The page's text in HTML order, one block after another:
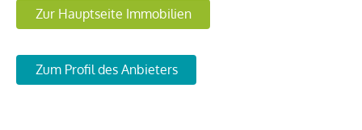
Zur Hauptseite Immobilien
Zum Profil des Anbieters